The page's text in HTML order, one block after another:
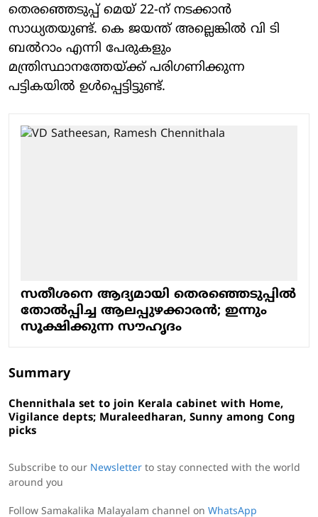
തെരഞ്ഞെടുപ്പ് മെയ് 22-ന് നടക്കാന്‍
സാധ്യതയുണ്ട്. കെ ജയന്ത് അല്ലെങ്കില്‍ വി ടി
ബല്‍റാം എന്നി പേരുകളും
മന്ത്രിസ്ഥാനത്തേയ്ക്ക് പരിഗണിക്കുന്ന
പട്ടികയില്‍ ഉള്‍പ്പെട്ടിട്ടുണ്ട്.
സതീശനെ ആദ്യമായി തെരഞ്ഞെടുപ്പില്‍
തോല്‍പ്പിച്ച ആലപ്പുഴക്കാരന്‍; ഇന്നും
സൂക്ഷിക്കുന്ന സൗഹൃദം
Summary
Chennithala set to join Kerala cabinet with Home,
Vigilance depts; Muraleedharan, Sunny among Cong
picks
Subscribe to our Newsletter to stay connected with the world
around you
Follow Samakalika Malayalam channel on WhatsApp